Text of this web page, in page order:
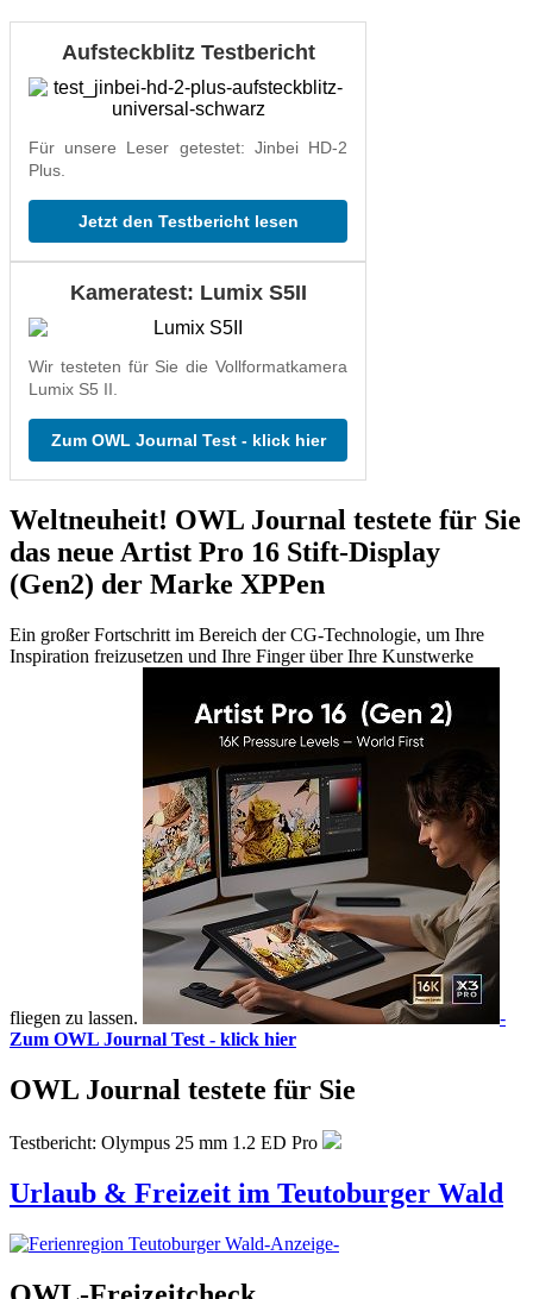
Aufsteckblitz Testbericht
Für unsere Leser getestet: Jinbei HD-2
Plus.
Jetzt den Testbericht lesen
Kameratest: Lumix S5II
Wir testeten für Sie die Vollformatkamera
Lumix S5 II.
Zum OWL Journal Test - klick hier
Weltneuheit! OWL Journal testete für Sie
das neue Artist Pro 16 Stift-Display
(Gen2) der Marke XPPen
Ein großer Fortschritt im Bereich der CG-Technologie, um Ihre
Inspiration freizusetzen und Ihre Finger über Ihre Kunstwerke
fliegen zu lassen.
-
Zum OWL Journal Test - klick hier
OWL Journal testete für Sie
Testbericht: Olympus 25 mm 1.2 ED Pro
Urlaub & Freizeit im Teutoburger Wald
-Anzeige-